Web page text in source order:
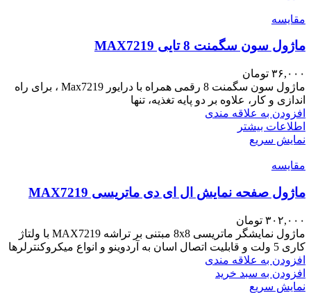
مقايسه
ماژول سون سگمنت 8 تایی MAX7219
۳۶,۰۰۰ تومان
ماژول سون سگمنت 8 رقمی همراه با درایور Max7219 ، برای راه
اندازی و کار، علاوه بر دو پایه تغذیه، تنها
افزودن به علاقه مندی
اطلاعات بیشتر
نمایش سریع
مقايسه
ماژول صفحه نمایش ال ای دی ماتریسی MAX7219
۳۰۲,۰۰۰ تومان
ماژول نمایشگر ماتریسی 8x8 مبتنی بر تراشه MAX7219 با ولتاژ
کاری 5 ولت و قابلیت اتصال اسان به آردوینو و انواع میکروکنترلرها
افزودن به علاقه مندی
افزودن به سبد خرید
نمایش سریع